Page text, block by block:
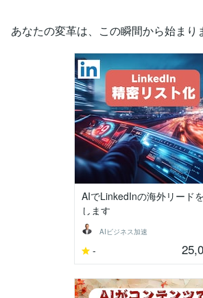
あなたの変革は、この瞬間から始まり
AIでLinkedInの海外リード
します
AIビジネス加速
-